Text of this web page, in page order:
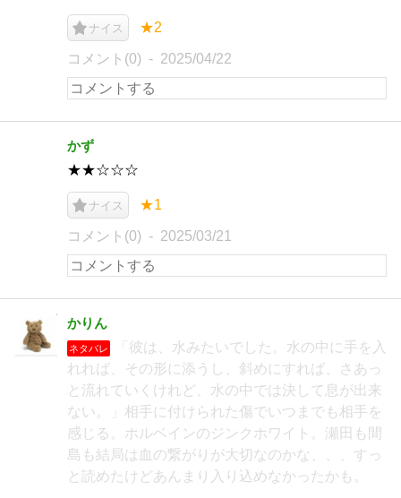
ナイス ★2
コメント(0) 2025/04/22
かず
★★☆☆☆
ナイス ★1
コメント(0) 2025/03/21
かりん
ネタバレ
「彼は、水みたいでした。水の中に手を入
れれば、その形に添うし、斜めにすれば、さあっ
と流れていくけれど、水の中では決して息が出来
ない。」相手に付けられた傷でいつまでも相手を
感じる。ホルベインのジンクホワイト。瀬田も間
島も結局は血の繋がりが大切なのかな、、、すっ
と読めたけどあんまり入り込めなかったかも。